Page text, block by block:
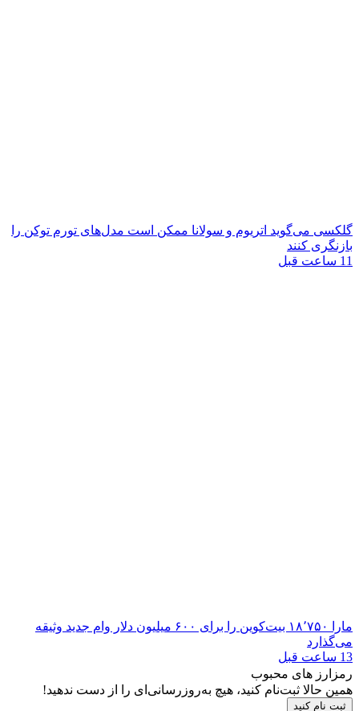
گلکسی می‌گوید اتریوم و سولانا ممکن است مدل‌های تورم توکن را
بازنگری کنند
11 ساعت قبل
مارا ۱۸٬۷۵۰ بیت‌کوین را برای ۶۰۰ میلیون دلار وام جدید وثیقه
می‌گذارد
13 ساعت قبل
رمزارز های محبوب
همین حالا ثبت‌نام کنید، هیچ به‌روزرسانی‌ای را از دست ندهید!
ثبت نام کنید